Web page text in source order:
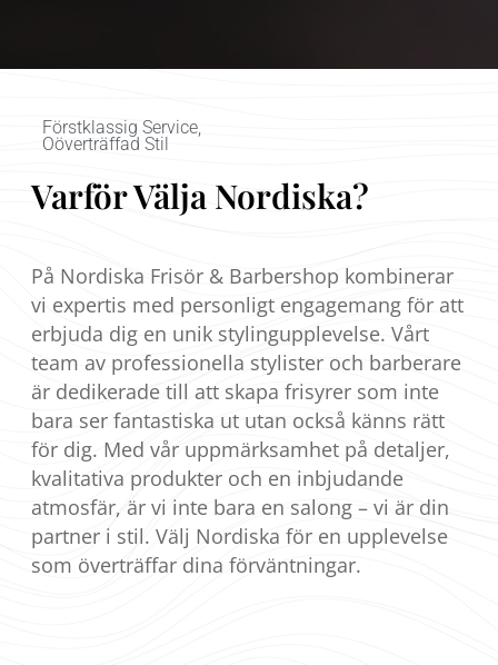
Förstklassig Service,
Oöverträffad Stil
Varför Välja Nordiska?
På Nordiska Frisör & Barbershop kombinerar
vi expertis med personligt engagemang för att
erbjuda dig en unik stylingupplevelse. Vårt
team av professionella stylister och barberare
är dedikerade till att skapa frisyrer som inte
bara ser fantastiska ut utan också känns rätt
för dig. Med vår uppmärksamhet på detaljer,
kvalitativa produkter och en inbjudande
atmosfär, är vi inte bara en salong – vi är din
partner i stil. Välj Nordiska för en upplevelse
som överträffar dina förväntningar.